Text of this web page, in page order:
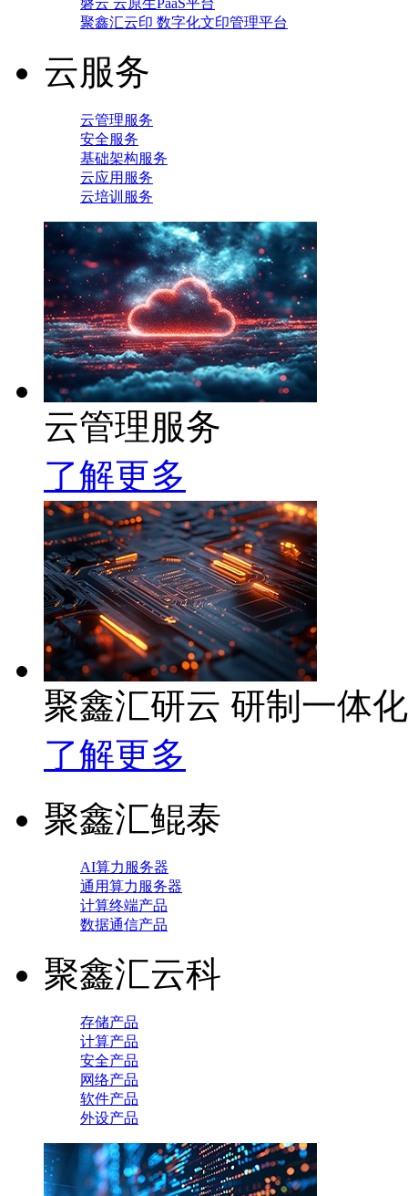
磐云 云原生PaaS平台
聚鑫汇云印 数字化文印管理平台
云服务
云管理服务
安全服务
基础架构服务
云应用服务
云培训服务
云管理服务
了解更多
聚鑫汇研云 研制一体
了解更多
聚鑫汇鲲泰
AI算力服务器
通用算力服务器
计算终端产品
数据通信产品
聚鑫汇云科
存储产品
计算产品
安全产品
网络产品
软件产品
外设产品